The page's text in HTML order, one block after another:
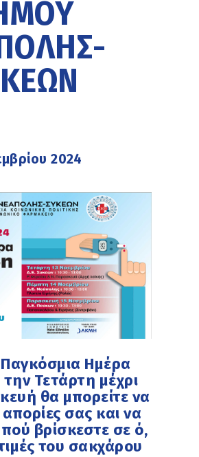
2024
Ημέρα
Τετάρτη μέχρι
θα μπορείτε να
σας και να
βρίσκεστε σε ό,
του σακχάρου